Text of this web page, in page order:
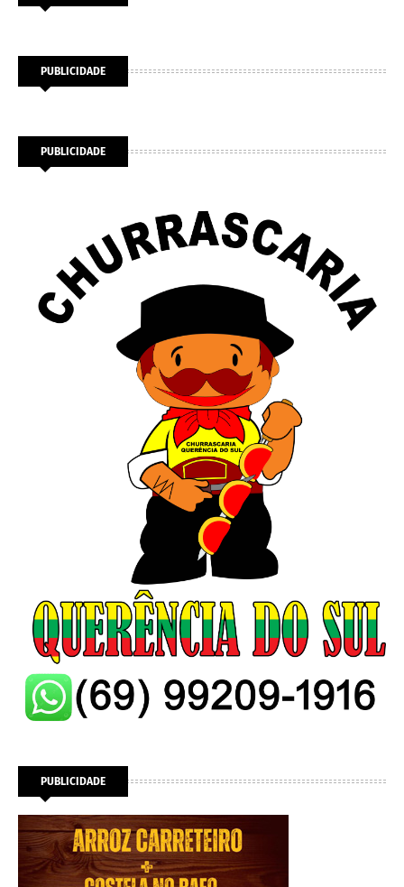
PUBLICIDADE
PUBLICIDADE
PUBLICIDADE